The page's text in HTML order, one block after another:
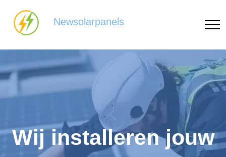
Newsolarpanels
Wij installeren jouw